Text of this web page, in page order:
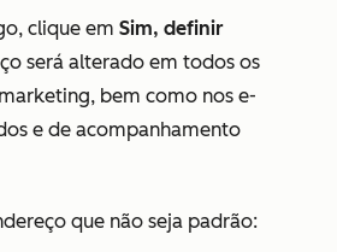
clique em Sim, definir
será alterado em todos os
bem como nos e-
e de acompanhamento
que não seja padrão: